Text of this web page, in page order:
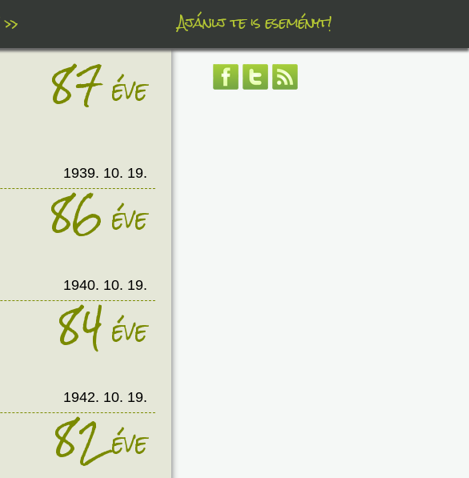
» Ajánlj te is eseményt!
87éve
1939. 10. 19.
86éve
1940. 10. 19.
84éve
1942. 10. 19.
82éve